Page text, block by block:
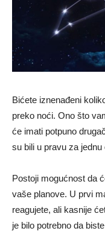
Bićete iznenađeni
preko noći. Ono što
će imati potpuno
su bili u pravu za
Postoji mogućnost da
vaše planove. U prvi
reagujete, ali kasnije
je bilo potrebno da